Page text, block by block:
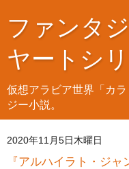
ファンタ
ヤートシリ
仮想アラビア世界「カ
ジー小説。
2020年11月5日木曜日
『アルハイラト・ジャ